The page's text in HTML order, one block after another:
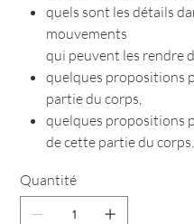
quels sont les détails
mouvements
qui peuvent les rendre
quelques propositions
partie du corps,
quelques propositions
de cette partie du corps.
Quantité